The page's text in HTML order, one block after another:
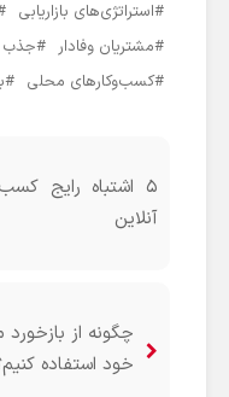
استراتژی‌های بازاریابی
مشتریان وفادار
جذب
کسب‌وکارهای محلی
5 اشتباه رایج
آنلاین
چگونه از
خود استفاده